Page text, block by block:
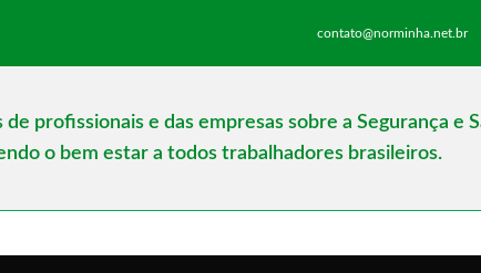
contato@norminha.net.br
profissionais e das empresas sobre a Segurança e
o bem estar a todos trabalhadores brasileiros.